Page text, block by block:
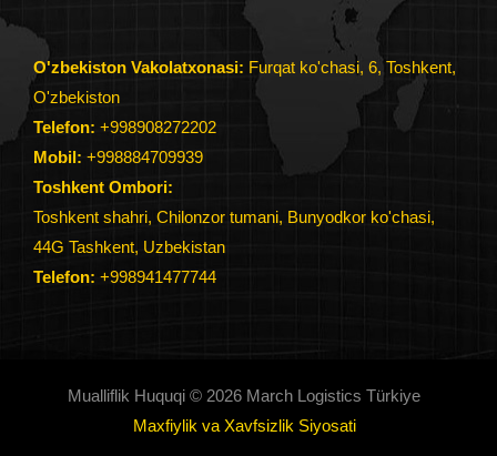
O'zbekiston Vakolatxonasi: Furqat ko'chasi, 6, Toshkent,
O'zbekiston
Telefon: +998908272202
Mobil: +998884709939
Toshkent Ombori:
Toshkent shahri, Chilonzor tumani, Bunyodkor ko'chasi,
44G Tashkent, Uzbekistan
Telefon: +998941477744
Mualliflik Huquqi © 2026 March Logistics Türkiye
Maxfiylik va Xavfsizlik Siyosati